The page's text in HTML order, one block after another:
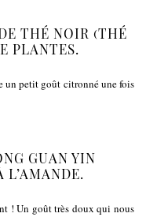
THÉ NOIR (THÉ
PLANTES.
un petit goût citronné une fois
GUAN YIN
L’AMANDE.
! Un goût très doux qui nous